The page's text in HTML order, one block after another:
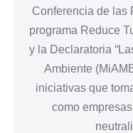
Conferencia de las
programa Reduce
y la Declaratoria
Ambiente
iniciativas que
como